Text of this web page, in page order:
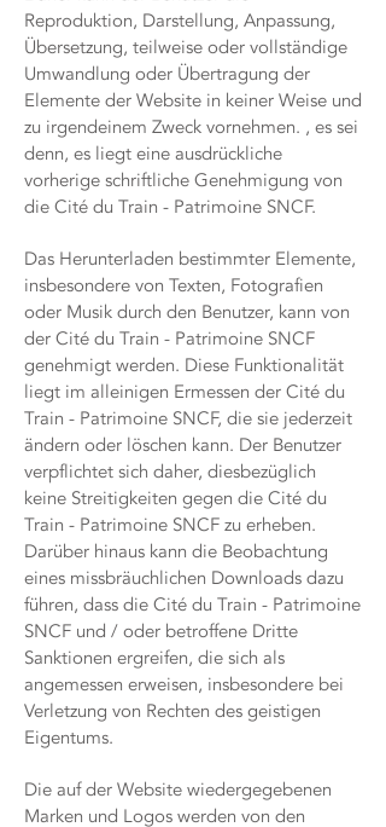
Reproduktion, Darstellung, Anpassung,
Übersetzung, teilweise oder vollständige
Umwandlung oder Übertragung der
Elemente der Website in keiner Weise und
zu irgendeinem Zweck vornehmen. , es sei
denn, es liegt eine ausdrückliche
vorherige schriftliche Genehmigung von
die Cité du Train - Patrimoine SNCF.
Das Herunterladen bestimmter Elemente,
insbesondere von Texten, Fotografien
oder Musik durch den Benutzer, kann von
der Cité du Train - Patrimoine SNCF
genehmigt werden. Diese Funktionalität
liegt im alleinigen Ermessen der Cité du
Train - Patrimoine SNCF, die sie jederzeit
ändern oder löschen kann. Der Benutzer
verpflichtet sich daher, diesbezüglich
keine Streitigkeiten gegen die Cité du
Train - Patrimoine SNCF zu erheben.
Darüber hinaus kann die Beobachtung
eines missbräuchlichen Downloads dazu
führen, dass die Cité du Train - Patrimoine
SNCF und / oder betroffene Dritte
Sanktionen ergreifen, die sich als
angemessen erweisen, insbesondere bei
Verletzung von Rechten des geistigen
Eigentums.
Die auf der Website wiedergegebenen
Marken und Logos werden von den